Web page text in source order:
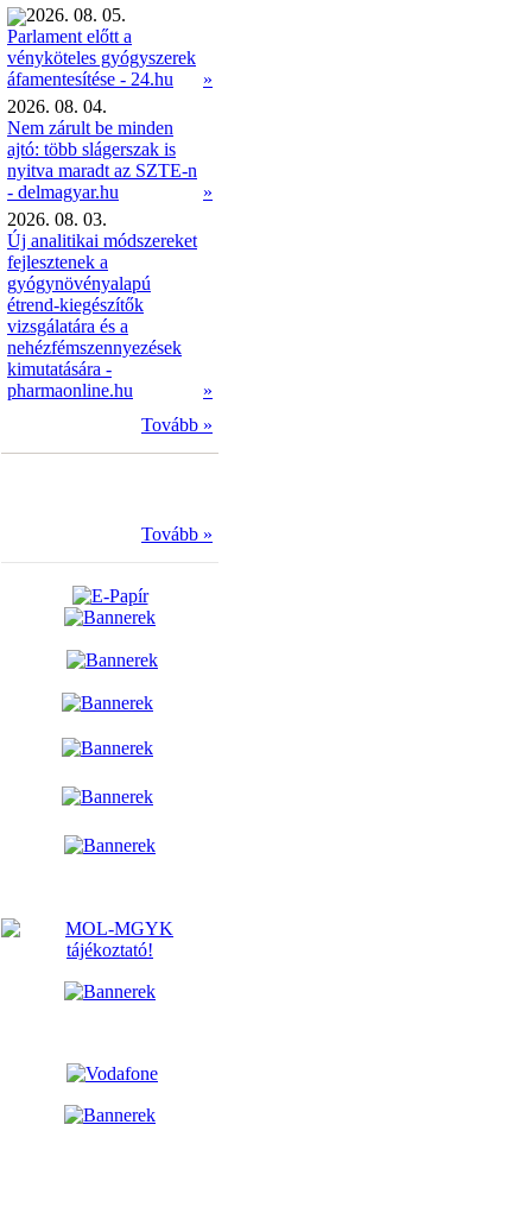
2026. 08. 05.
Parlament előtt a
vényköteles gyógyszerek
áfamentesítése - 24.hu
»
2026. 08. 04.
Nem zárult be minden
ajtó: több slágerszak is
nyitva maradt az SZTE-n
- delmagyar.hu
»
2026. 08. 03.
Új analitikai módszereket
fejlesztenek a
gyógynövényalapú
étrend-kiegészítők
vizsgálatára és a
nehézfémszennyezések
kimutatására -
pharmaonline.hu
»
Tovább »
Tovább »